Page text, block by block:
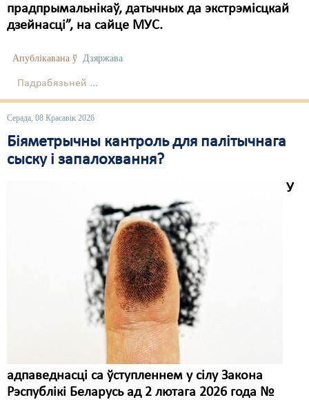
прадпрымальнікаў, датычных да экстрэмісцкай
дзейнасці”, на сайце МУС.
Апублікавана ў Дзяржава
Падрабязьней ...
Серада, 08 Красавік 2026
Біяметрычны кантроль для палітычнага
сыску і запалохвання?
У
адпаведнасці са ўступленнем у сілу Закона
Рэспублікі Беларусь ад 2 лютага 2026 года №